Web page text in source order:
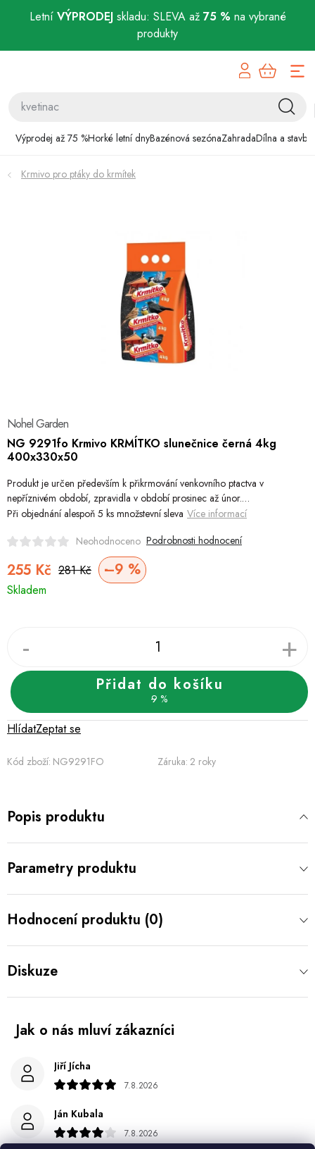
Letní VÝPRODEJskladu: SLEVA až 75 % na vybrané
produkty
Výprodej až 75 %Horké letní dnyBazénová sezónaZahradaDílna a stavba
Bazénová sezóna
Zahrada
Chovatelské potřeby
Dětské zboží a hračky
World Cleanup Day
Akční ceny
Půjčovna Kontaktuje nás
Obchodní podmínky
Vrácení a reklamace
Podmínky ochrany osobních údajů
Obchodní podmínky pro podnikatele
Způsob doručení a platby
Zásady používání cookies
O nás
Krmivo pro ptáky do krmítek
281 Kč –9 %
255 Kč
Měrná
Skladem
Přidat do košíku
9 %
Kód zboží: NG9291FO Záruka: 2 roky
Zeptat se
Hlídat
Nohel Garden
NG 9291fo Krmivo KRMÍTKO slunečnice černá 4kg
400x330x50
Produkt je určen především k přikrmování venkovního ptactva v
nepříznivém období, zpravidla v období prosinec až únor.…
Při objednání alespoň 5 ks množstevní sleva Více informací
Neohodnoceno Podrobnosti hodnocení
Popis produktu
Parametry produktu
Hodnocení produktu (0)
Diskuze
Jiří Jícha
7.8.2026
Ján Kubala
7.8.2026